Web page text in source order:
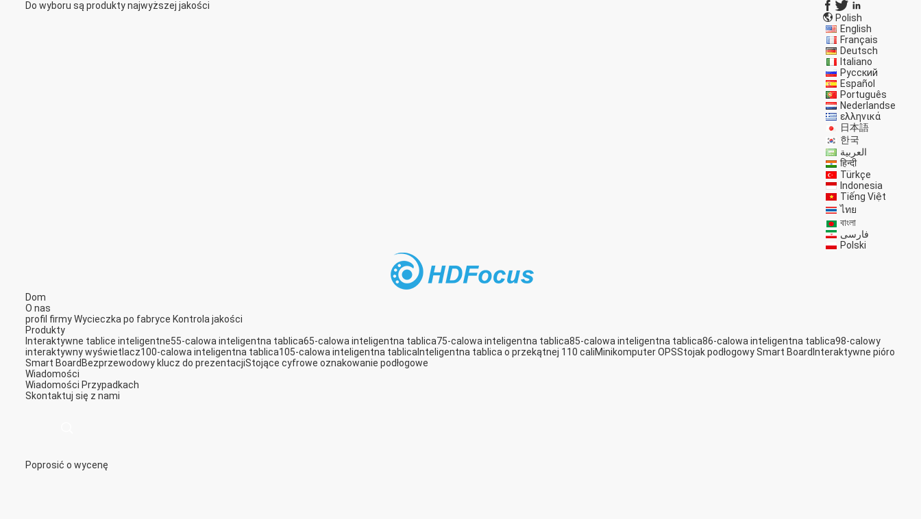
Do wyboru są produkty najwyższej jakości
Polish
English
Français
Deutsch
Italiano
Русский
Español
Português
Nederlandse
ελληνικά
日本語
한국
العربية
हिन्दी
Türkçe
Indonesia
Tiếng Việt
ไทย
বাংলা
فارسی
Polski
Dom
O nas
profil firmyWycieczka po fabryce Kontrola jakości
Produkty
Interaktywne tablice inteligentne55-calowa inteligentna tablica65-calowa inteligentna tablica75-calowa inteligentna tablica85-calowa inteligentna tablica86-calowa inteligentna tablica98-calowy
interaktywny wyświetlacz100-calowa inteligentna tablica105-calowa inteligentna tablica Inteligentna tablica o przekątnej 110 caliMinikomputer OPSStojak podłogowy Smart Board Interaktywne pióro
Smart Board Bezprzewodowy klucz do prezentacjiStojące cyfrowe oznakowanie podłogowe
Wiadomości
Wiadomości Przypadkach
Skontaktuj się z nami
Poprosić o wycenę